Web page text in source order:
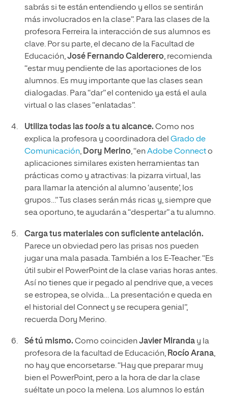
sabrás si te están entendiendo y ellos se sentirán
más involucrados en la clase”. Para las clases de la
profesora Ferreira la interacción de sus alumnos es
clave. Por su parte, el decano de la Facultad de
Educación,José Fernando Calderero, recomienda
“estar muy pendiente de las aportaciones de los
alumnos. Es muy importante que las clases sean
dialogadas. Para “dar” el contenido ya está el aula
virtual o las clases “enlatadas”.
Utiliza todas lastoolsa tu alcance. Como nos
explica la profesora y coordinadora del Grado de
Comunicación, Dory Merino, “enAdobe Connecto
aplicaciones similares existen herramientas tan
prácticas como y atractivas: la pizarra virtual, las
para llamar la atención al alumno ‘ausente’, los
grupos…” Tus clases serán más ricas y, siempre que
sea oportuno, te ayudarán a “despertar” a tu alumno.
Carga tus materiales con suficiente antelación.
Parece un obviedad pero las prisas nos pueden
jugar una mala pasada. También a los E-Teacher. “Es
útil subir el PowerPoint de la clase varias horas antes.
Así no tienes que ir pegado al pendrive que, a veces
se estropea, se olvida… La presentación e queda en
el historial del Connect y se recupera genial”,
recuerda Dory Merino.
Sé tú mismo. Como coincidenJavier Miranday la
profesora de la facultad de Educación, Rocío Arana,
no hay que encorsetarse. “Hay que preparar muy
bien el PowerPoint, pero a la hora de dar la clase
suéltate un poco la melena. Los alumnos lo están